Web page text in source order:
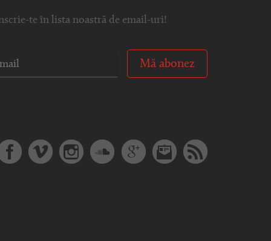
te în lista noastră de email-uri!
Mă abonez